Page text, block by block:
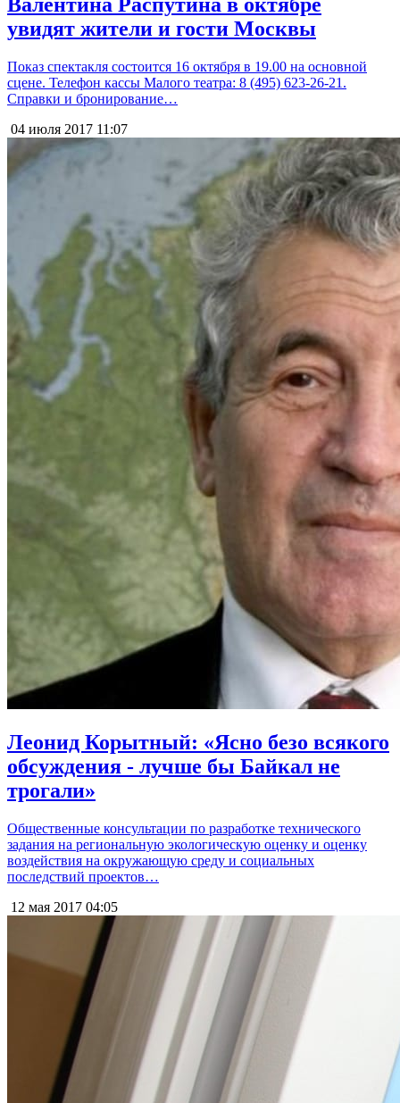
увидят жители и гости Москвы
Показ спектакля состоится 16 октября в 19.00 на основной
сцене. Телефон кассы Малого театра: 8 (495) 623-26-21.
Справки и бронирование…
04 июля 2017 11:07
Леонид Корытный: «Ясно безо всякого
обсуждения - лучше бы Байкал не
трогали»
Общественные консультации по разработке технического
задания на региональную экологическую оценку и оценку
воздействия на окружающую среду и социальных
последствий проектов…
12 мая 2017 04:05